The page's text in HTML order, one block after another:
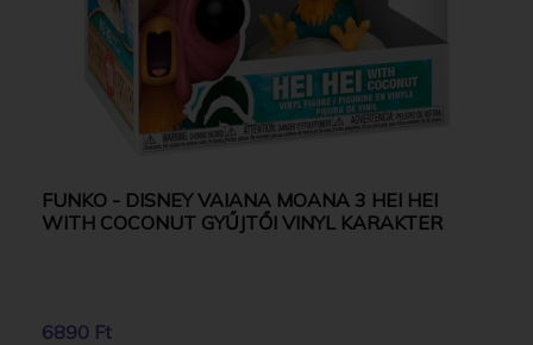
FUNKO - DISNEY VAIANA MOANA 3 HEI HEI
WITH COCONUT GYŰJTŐI VINYL KARAKTER
6890 Ft